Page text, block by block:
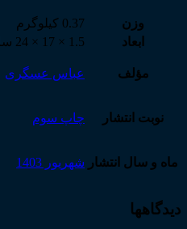
وزن
0.37 کیلوگرم
ابعاد
1.5 × 17 × 24 سانتیمتر
مؤلف عباس عسگری
نوبت انتشار چاپ سوم
ماه و سال انتشار شهریور 1403
دیدگاهها